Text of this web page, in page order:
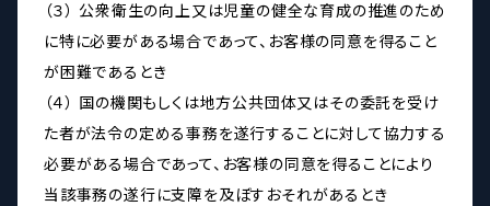
（３） 公衆衛生の向上又は児童の健全な育成の推進のため
に特に必要がある場合であって、お客様の同意を得ること
が困難であるとき
（４） 国の機関もしくは地方公共団体又はその委託を受け
た者が法令の定める事務を遂行することに対して協力する
必要がある場合であって、お客様の同意を得ることにより
当該事務の遂行に支障を及ぼすおそれがあるとき